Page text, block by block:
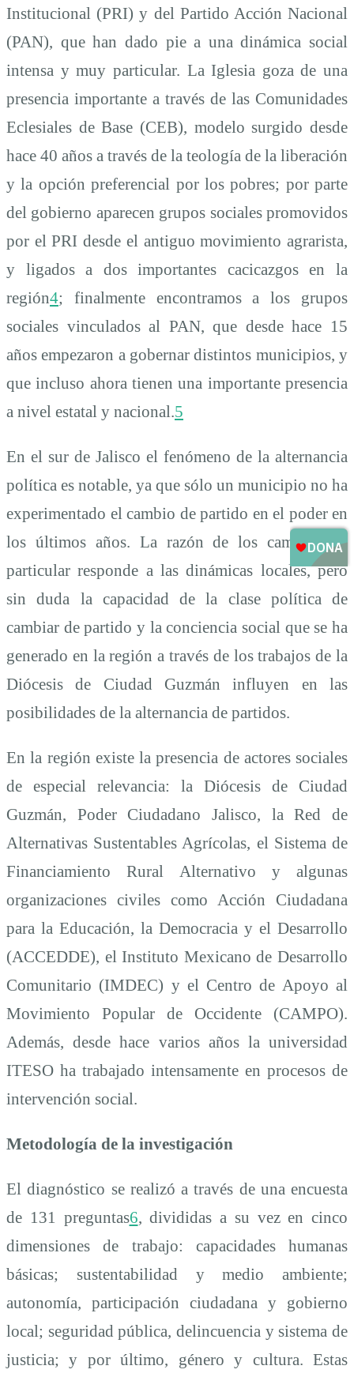
Institucional (PRI) y del Partido Acción Nacional
(PAN), que han dado pie a una dinámica social
intensa y muy particular. La Iglesia goza de una
presencia importante a través de las Comunidades
Eclesiales de Base (CEB), modelo surgido desde
hace 40 años a través de la teología de la liberación
y la opción preferencial por los pobres; por parte
del gobierno aparecen grupos sociales promovidos
por el PRI desde el antiguo movimiento agrarista,
y ligados a dos importantes cacicazgos en la
región4; finalmente encontramos a los grupos
sociales vinculados al PAN, que desde hace 15
años empezaron a gobernar distintos municipios, y
que incluso ahora tienen una importante presencia
a nivel estatal y nacional.5
En el sur de Jalisco el fenómeno de la alternancia
política es notable, ya que sólo un municipio no ha
experimentado el cambio de partido en el poder en
los últimos años. La razón de los cambios en
particular responde a las dinámicas locales, pero
sin duda la capacidad de la clase política de
cambiar de partido y la conciencia social que se ha
generado en la región a través de los trabajos de la
Diócesis de Ciudad Guzmán influyen en las
posibilidades de la alternancia de partidos.
En la región existe la presencia de actores sociales
de especial relevancia: la Diócesis de Ciudad
Guzmán, Poder Ciudadano Jalisco, la Red de
Alternativas Sustentables Agrícolas, el Sistema de
Financiamiento Rural Alternativo y algunas
organizaciones civiles como Acción Ciudadana
para la Educación, la Democracia y el Desarrollo
(ACCEDDE), el Instituto Mexicano de Desarrollo
Comunitario (IMDEC) y el Centro de Apoyo al
Movimiento Popular de Occidente (CAMPO).
Además, desde hace varios años la universidad
ITESO ha trabajado intensamente en procesos de
intervención social.
Metodología de la investigación
El diagnóstico se realizó a través de una encuesta
de 131 preguntas6, divididas a su vez en cinco
dimensiones de trabajo: capacidades humanas
básicas; sustentabilidad y medio ambiente;
autonomía, participación ciudadana y gobierno
local; seguridad pública, delincuencia y sistema de
justicia; y por último, género y cultura. Estas